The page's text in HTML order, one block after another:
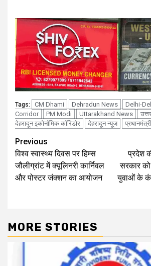
Tags: CM Dhami Dehradun News
Delhi-
Corridor
PM Modi Uttarakhand News
देहरादून इकोनॉमिक कॉरिडोर
देहरादून न्यूज
Continue
Reading
Previous
विश्व स्वास्थ्य दिवस पर हिम्स
जौलीग्रांट में क्यूलिनरी कार्निवल
और पोस्टर जंक्शन का आयोजन
प्रदेश
सरकार
युवाओं के
MORE STORIES